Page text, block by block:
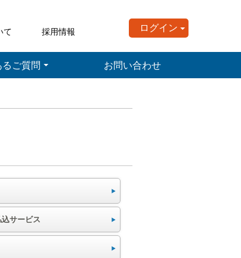
て 採用情報 ログイン
ご質問 お問い合わせ
サービス